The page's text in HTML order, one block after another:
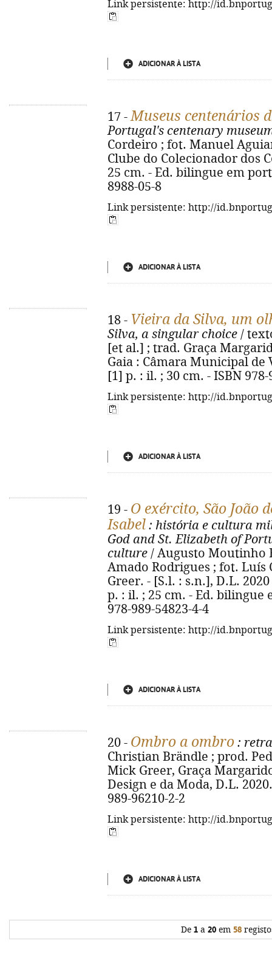
Link persistente: http://
ADICIONAR À LISTA
17 -Museus centenários
Portugal's centenary
Cordeiro ; fot. Manuel
Clube do Colecionador dos
25 cm. - Ed. bilingue em
8988-05-8
Link persistente: http://
ADICIONAR À LISTA
18 - Vieira da Silva, um
Silva, a singular choice /
[et al.] ; trad. Graça
Gaia : Câmara Municipal de
[1] p. : il. ; 30 cm. - ISBN 978-
Link persistente: http://
ADICIONAR À LISTA
19 - O exército, São João
Isabel : história e cultura
God and St. Elizabeth of
culture / Augusto Moutinho
Amado Rodrigues ; fot.
Greer. - [S.l. : s.n.], D.L.
p. : il. ; 25 cm. - Ed. bilingue
978-989-54823-4-4
Link persistente: http://
ADICIONAR À LISTA
20 - Ombro a ombro :
Christian Brändle ; prod.
Mick Greer, Graça
Design e da Moda, D.L.
989-96210-2-2
Link persistente: http://
ADICIONAR À LISTA
De 1a 20em 58